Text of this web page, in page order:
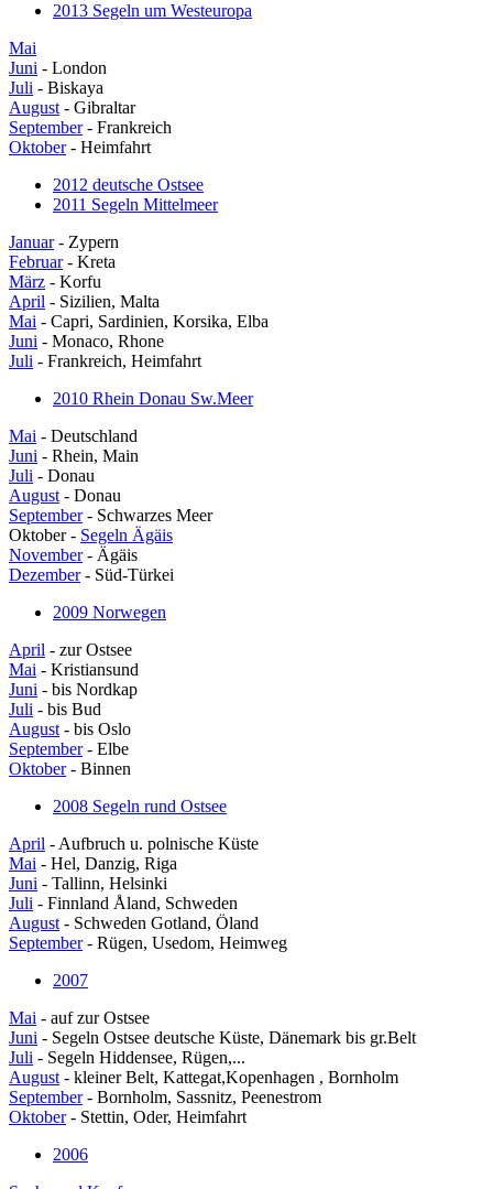
2013 Segeln um Westeuropa
Mai
Juni - London
Juli - Biskaya
August - Gibraltar
September- Frankreich
Oktober- Heimfahrt
2012 deutsche Ostsee
2011 Segeln Mittelmeer
Januar- Zypern
Februar- Kreta
März - Korfu
April - Sizilien, Malta
Mai - Capri, Sardinien, Korsika, Elba
Juni - Monaco, Rhone
Juli - Frankreich, Heimfahrt
2010 Rhein Donau Sw.Meer
Mai - Deutschland
Juni - Rhein, Main
Juli - Donau
August - Donau
September- Schwarzes Meer
Oktober - Segeln Ägäis
November- Ägäis
Dezember- Süd-Türkei
2009 Norwegen
April - zur Ostsee
Mai - Kristiansund
Juni - bis Nordkap
Juli - bis Bud
August - bis Oslo
September- Elbe
Oktober- Binnen
2008 Segeln rund Ostsee
April - Aufbruch u. polnische Küste
Mai - Hel, Danzig, Riga
Juni - Tallinn, Helsinki
Juli - Finnland Åland, Schweden
August - Schweden Gotland, Öland
September- Rügen, Usedom, Heimweg
2007
Mai - auf zur Ostsee
Juni - Segeln Ostsee deutsche Küste, Dänemark bis gr.Belt
Juli - Segeln Hiddensee, Rügen,...
August - kleiner Belt, Kattegat,Kopenhagen , Bornholm
September- Bornholm, Sassnitz, Peenestrom
Oktober- Stettin, Oder, Heimfahrt
2006